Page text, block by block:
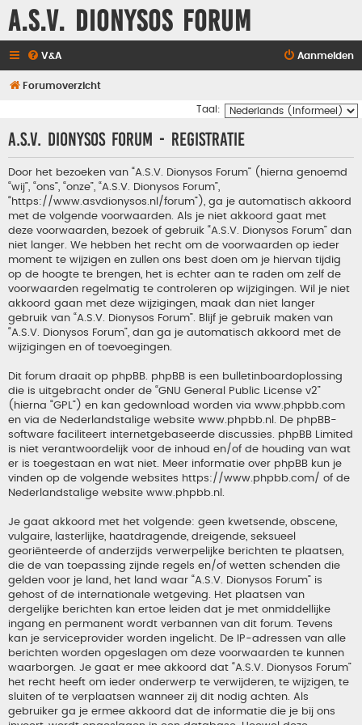
A.S.V. Dionysos Forum
V&A Aanmelden
Forumoverzicht
Taal:
A.S.V. Dionysos Forum - Registratie
Door het bezoeken van “A.S.V. Dionysos Forum” (hierna genoemd
“wij”, “ons”, “onze”, “A.S.V. Dionysos Forum”,
“https://www.asvdionysos.nl/forum”), ga je automatisch akkoord
met de volgende voorwaarden. Als je niet akkoord gaat met
deze voorwaarden, bezoek of gebruik “A.S.V. Dionysos Forum” dan
niet langer. We hebben het recht om de voorwaarden op ieder
moment te wijzigen en zullen ons best doen om je hiervan tijdig
op de hoogte te brengen, het is echter aan te raden om zelf de
voorwaarden regelmatig te controleren op wijzigingen. Wil je niet
akkoord gaan met deze wijzigingen, maak dan niet langer
gebruik van “A.S.V. Dionysos Forum”. Blijf je gebruik maken van
“A.S.V. Dionysos Forum”, dan ga je automatisch akkoord met de
wijzigingen en of toevoegingen.
Dit forum draait op phpBB. phpBB is een bulletinboardoplossing
die is uitgebracht onder de “GNU General Public License v2”
(hierna “GPL”) en kan gedownload worden via www.phpbb.com
en via de Nederlandstalige website www.phpbb.nl . De phpBB-
software faciliteert internetgebaseerde discussies. phpBB Limited
is niet verantwoordelijk voor de inhoud en/of de houding van wat
er is toegestaan en wat niet. Meer informatie over phpBB kun je
vinden op de volgende websites https://www.phpbb.com/ of de
Nederlandstalige website www.phpbb.nl
Je gaat akkoord met het volgende: geen kwetsende, obscene,
vulgaire, lasterlijke, haatdragende, dreigende, seksueel
georiënteerde of anderzijds verwerpelijke berichten te plaatsen,
die de van toepassing zijnde regels en/of wetten schenden die
gelden voor je land, het land waar “A.S.V. Dionysos Forum” is
gehost of de internationale wetgeving. Het plaatsen van
dergelijke berichten kan ertoe leiden dat je met onmiddellijke
ingang en permanent wordt verbannen van dit forum. Tevens
kan je serviceprovider worden ingelicht. De IP-adressen van alle
berichten worden opgeslagen om deze voorwaarden te kunnen
waarborgen. Je gaat er mee akkoord dat “A.S.V. Dionysos Forum”
het recht heeft om ieder onderwerp te verwijderen, te wijzigen, te
sluiten of te verplaatsen wanneer zij dit nodig achten. Als
gebruiker ga je ermee akkoord dat de informatie die je bij ons